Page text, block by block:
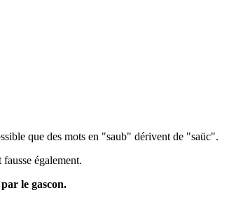
que des mots en "saub" dérivent de "saüc".
également.
le gascon.